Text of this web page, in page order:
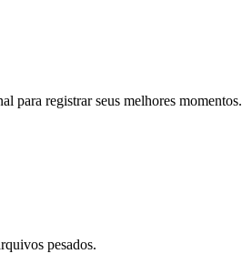
para registrar seus melhores momentos.
pesados.